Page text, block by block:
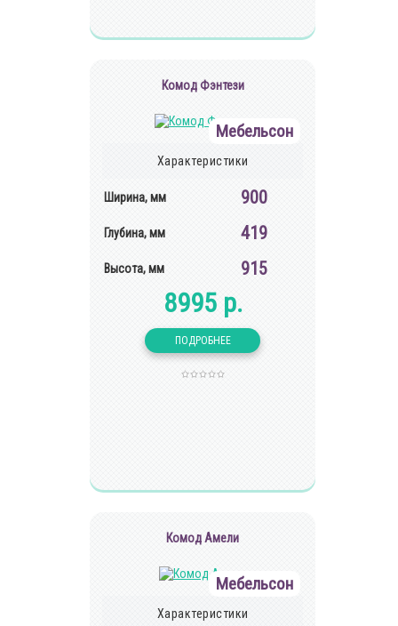
Комод Фэнтези
Мебельсон
Характеристики
Ширина, мм 900
Глубина, мм 419
Высота, мм 915
8995 р.
Комод Амели
Мебельсон
Характеристики